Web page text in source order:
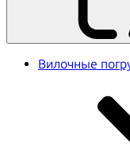
Вилочные